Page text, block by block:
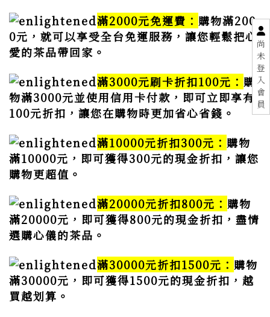
尚
未
登
入
會
員
滿2000元免運費： 購物滿200
0元，就可以享受全台免運服務，讓您輕鬆把心
愛的茶品帶回家。
滿3000元刷卡折扣100元： 購
物滿3000元並使用信用卡付款，即可立即享有
100元折扣，讓您在購物時更加省心省錢。
滿10000元折扣300元： 購物
滿10000元，即可獲得300元的現金折扣，讓您
購物更超值。
滿20000元折扣800元： 購物
滿20000元，即可獲得800元的現金折扣，盡情
選購心儀的茶品。
滿30000元折扣1500元： 購物
滿30000元，即可獲得1500元的現金折扣，越
買越划算。